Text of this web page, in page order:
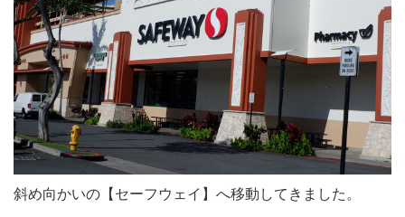
斜め向かいの【セーフウェイ】へ移動してきました。